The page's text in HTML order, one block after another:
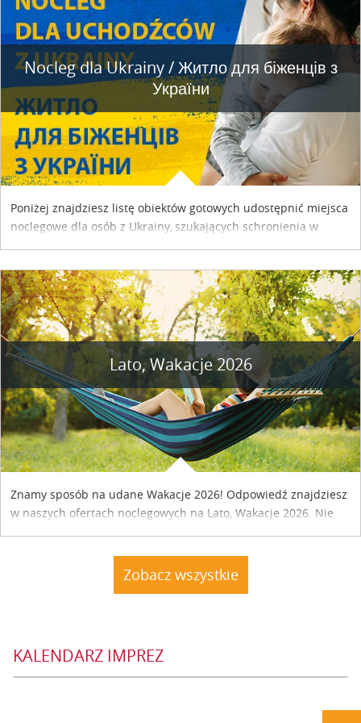
Nocleg dla Ukrainy / Житло для бiженцiв з
України
Poniżej znajdziesz listę obiektów gotowych udostępnić miejsca
noclegowe dla osób z Ukrainy, szukających schronienia w
Lato, Wakacje 2026
Znamy sposób na udane Wakacje 2026! Odpowiedź znajdziesz
w naszych ofertach noclegowych na Lato, Wakacje 2026. Nie
Zobacz wszystkie
KALENDARZ IMPREZ